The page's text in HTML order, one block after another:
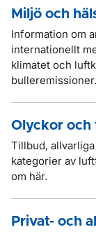
Miljö och
Information om
internationellt
klimatet och
bulleremissioner.
Olyckor och
Tillbud,
kategorier av
om här.
Privat- och